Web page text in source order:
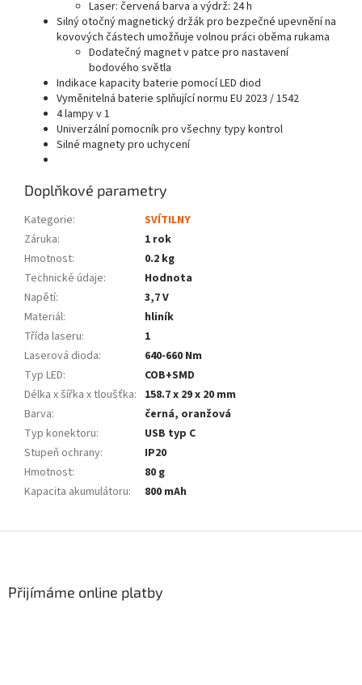
Laser: červená barva a výdrž: 24 h
Silný otočný magnetický držák pro bezpečné upevnění na
kovových částech umožňuje volnou práci oběma rukama
Dodatečný magnet v patce pro nastavení
bodového světla
Indikace kapacity baterie pomocí LED diod
Vyměnitelná baterie splňující normu EU 2023 / 1542
4 lampy v 1
Univerzální pomocník pro všechny typy kontrol
Silné magnety pro uchycení
Doplňkové parametry
Kategorie:
SVÍTILNY
Záruka:
1 rok
Hmotnost:
0.2 kg
Technické údaje:
Hodnota
Napětí:
3,7 V
Materiál:
hliník
Třída laseru:
1
Laserová dioda:
640-660 Nm
Typ LED:
COB+SMD
Délka x šířka x tloušťka: 158.7 x 29 x 20 mm
Barva:
černá, oranžová
Typ konektoru:
USB typ C
Stupeň ochrany:
IP20
Hmotnost:
80 g
Kapacita akumulátoru: 800 mAh
Přijímáme online platby